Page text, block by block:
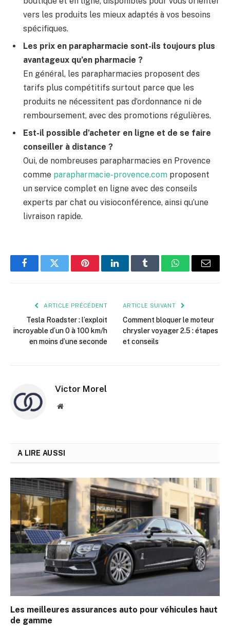
vers les produits les mieux adaptés à vos besoins
spécifiques.
Les prix en parapharmacie sont-ils toujours plus
avantageux qu’en pharmacie ?
En général, les parapharmacies proposent des
tarifs plus compétitifs surtout parce que les
produits ne nécessitent pas d’ordonnance ni de
remboursement, avec des promotions régulières.
Est-il possible d’acheter en ligne et de se faire
conseiller à distance ?
Oui, de nombreuses parapharmacies en Provence
comme parapharmacie-provence.com proposent
un service complet en ligne avec des conseils
experts par chat ou visioconférence, ainsi qu’une
livraison rapide.
FacebookTwitter PinterestLinkedInTumblr WhatsApp
E-
ARTICLE PRÉCÉDENT
Tesla Roadster : l’exploit
incroyable d’un 0 à 100 km/h
en moins d’une seconde
ARTICLE SUIVANT
Comment bloquer le moteur
chrysler voyager 2.5 : étapes
et conseils
Victor Morel
Site
A LIRE AUSSI
Les meilleures assurances auto pour véhicules haut
de gamme